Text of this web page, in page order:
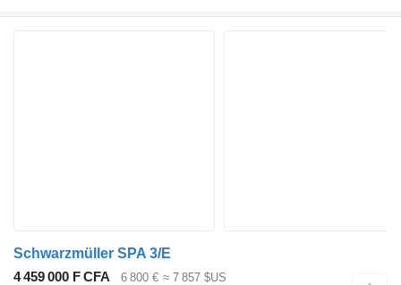
Schwarzmüller SPA 3/E
4 459 000 F CFA
6 800 € ≈ 7 857 $US